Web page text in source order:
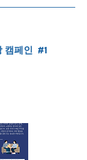
캠페인 #1